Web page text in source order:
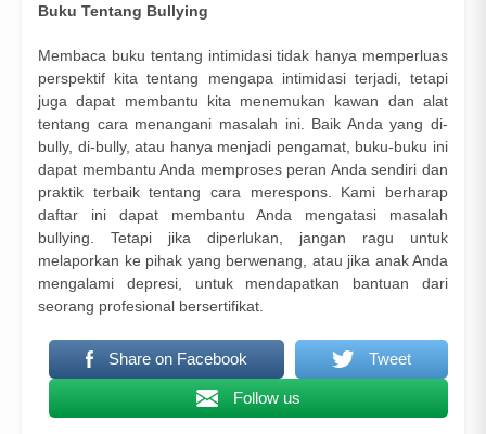
Buku Tentang Bullying
Membaca buku tentang intimidasi tidak hanya memperluas
perspektif kita tentang mengapa intimidasi terjadi, tetapi
juga dapat membantu kita menemukan kawan dan alat
tentang cara menangani masalah ini. Baik Anda yang di-
bully, di-bully, atau hanya menjadi pengamat, buku-buku ini
dapat membantu Anda memproses peran Anda sendiri dan
praktik terbaik tentang cara merespons. Kami berharap
daftar ini dapat membantu Anda mengatasi masalah
bullying. Tetapi jika diperlukan, jangan ragu untuk
melaporkan ke pihak yang berwenang, atau jika anak Anda
mengalami depresi, untuk mendapatkan bantuan dari
seorang profesional bersertifikat.
Share on Facebook Tweet
Follow us